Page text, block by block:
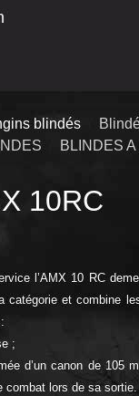
blindés
BLINDES
10RC
l’AMX 10 RC
catégorie et combine
;
d’un canon de 105
combat lors de sa sortie.